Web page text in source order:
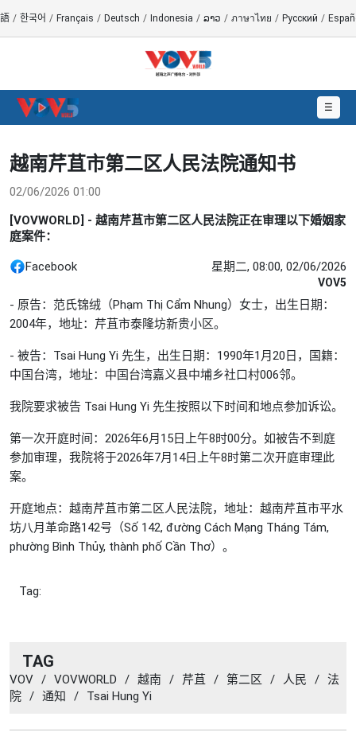
/ 한국어 / Français / Deutsch / Indonesia / ລາວ / ภาษาไทย / Русский /
☰
越南芹苴市第二区人民法院通知书
02/06/2026 01:00
[VOVWORLD] - 越南芹苴市第二区人民法院正在审理以下婚姻家
庭案件：
Facebook 星期二, 08:00, 02/06/2026
VOV5
- 原告：范氏锦绒（Phạm Thị Cẩm Nhung）女士，出生日期：
2004年，地址：芹苴市泰隆坊新贵小区。
- 被告：Tsai Hung Yi 先生，出生日期：1990年1月20日，国籍：
中国台湾，地址：中国台湾嘉义县中埔乡社口村006邻。
我院要求被告 Tsai Hung Yi 先生按照以下时间和地点参加诉讼。
第一次开庭时间：2026年6月15日上午8时00分。如被告不到庭
参加审理，我院将于2026年7月14日上午8时第二次开庭审理此
案。
开庭地点：越南芹苴市第二区人民法院，地址：越南芹苴市平水
坊八月革命路142号（Số 142, đường Cách Mạng Tháng Tám,
phường Bình Thủy, thành phố Cần Thơ）。
Tag:
TAG
VOV / VOVWORLD / 越南 / 芹苴 / 第二区 / 人民 / 法
院 / 通知 / Tsai Hung Yi